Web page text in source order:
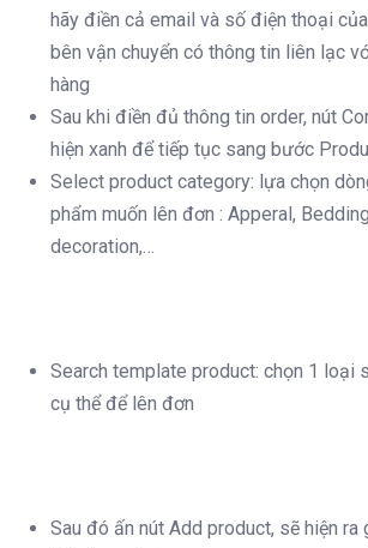
hãy điền cả email và số điện thoại
bên vận chuyển có thông tin liên lạc
hàng
Sau khi điền đủ thông tin order, nút
hiện xanh để tiếp tục sang bước
Select product category: lựa chọn
phẩm muốn lên đơn : Apperal,
decoration,…
Search template product: chọn 1 loại
cụ thể để lên đơn
Sau đó ấn nút Add product, sẽ hiện ra